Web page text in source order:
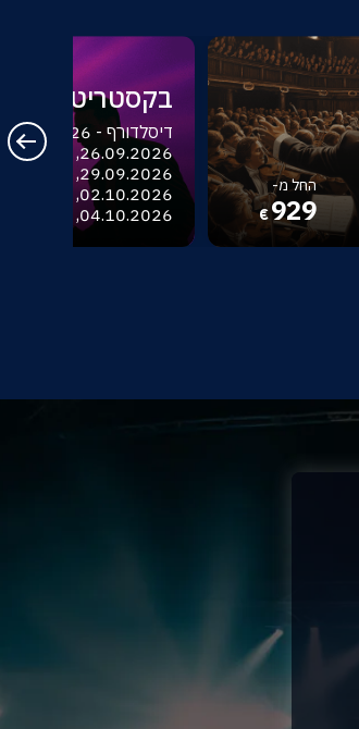
החל מ-
929
€
בקסטריט בויז
04.10.2026, 06.10.2026